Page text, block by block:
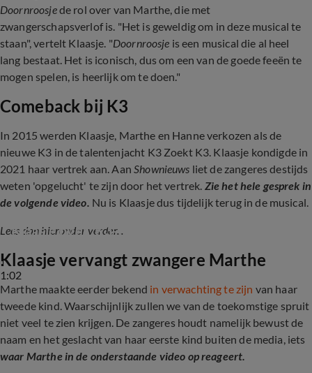
Doornroosjede rol over van Marthe, die met
zwangerschapsverlof is. "Het is geweldig om in deze musical te
staan", vertelt Klaasje. "Doornroosje is een musical die al heel
lang bestaat. Het is iconisch, dus om een van de goede feeën te
mogen spelen, is heerlijk om te doen."
Comeback bij K3
In 2015 werden Klaasje, Marthe en Hanne verkozen als de
nieuwe K3 in de talentenjacht K3 Zoekt K3. Klaasje kondigde in
2021 haar vertrek aan. AanShownieuws liet de zangeres destijds
weten 'opgelucht' te zijn door het vertrek. Zie het hele gesprek in
de volgende video. Nu is Klaasje dus tijdelijk terug in de musical.
Lees dan hieronder verder...
1:02
Klaasje over 'K3-detox'
Klaasje vervangt zwangere Marthe
Marthe maakte eerder bekend in verwachting te zijn van haar
tweede kind. Waarschijnlijk zullen we van de toekomstige spruit
niet veel te zien krijgen. De zangeres houdt namelijk bewust de
naam en het geslacht van haar eerste kind buiten de media, iets
waar Marthe in de onderstaande video op reageert.